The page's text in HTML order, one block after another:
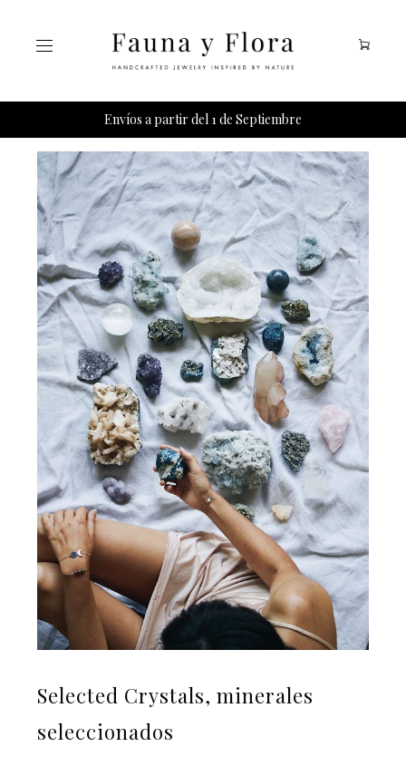
Envíos a partir del 1 de Septiembre
Selected Crystals, minerales
seleccionados